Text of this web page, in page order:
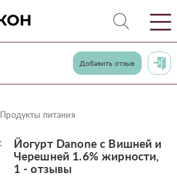
Добавить отзыв
Продукты питания
Йогурт Danone с Вишней и
Черешней 1.6% жирности,
1 - отзывы